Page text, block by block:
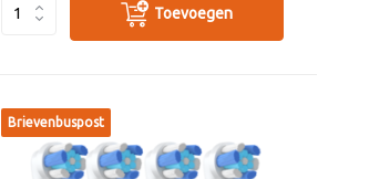
Toevoegen
Brievenbuspost